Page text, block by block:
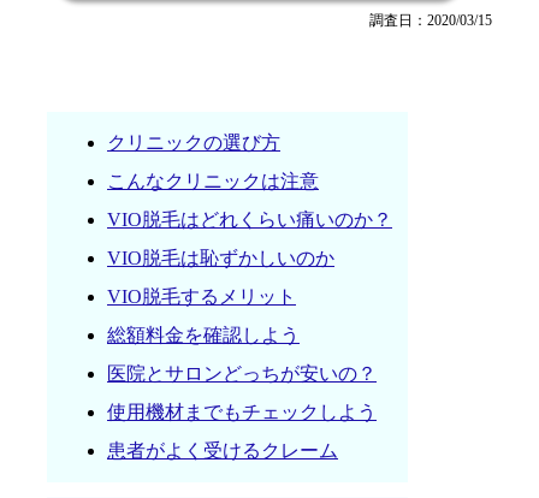
調査日：2020/03/15
クリニックの選び方
こんなクリニックは注意
VIO脱毛はどれくらい痛いのか？
VIO脱毛は恥ずかしいのか
VIO脱毛するメリット
総額料金を確認しよう
医院とサロンどっちが安いの？
使用機材までもチェックしよう
患者がよく受けるクレーム